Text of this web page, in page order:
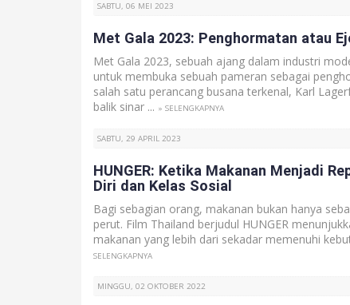
SABTU, 06 MEI 2023
Met Gala 2023: Penghormatan atau
Met Gala 2023, sebuah ajang dalam industri
untuk membuka sebuah pameran sebagai
salah satu perancang busana terkenal, Karl
balik sinar ... » SELENGKAPNYA
SABTU, 29 APRIL 2023
HUNGER: Ketika Makanan Menjadi
Diri dan Kelas Sosial
Bagi sebagian orang, makanan bukan hanya
perut. Film Thailand berjudul HUNGER
makanan yang lebih dari sekadar memenuhi
SELENGKAPNYA
MINGGU, 02 OKTOBER 2022